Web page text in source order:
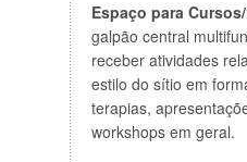
Espaço para
galpão central
receber atividades
estilo do sítio em
terapias,
workshops em geral.